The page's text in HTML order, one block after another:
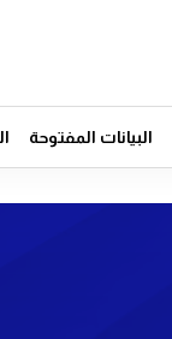
البيانات المفتوحة